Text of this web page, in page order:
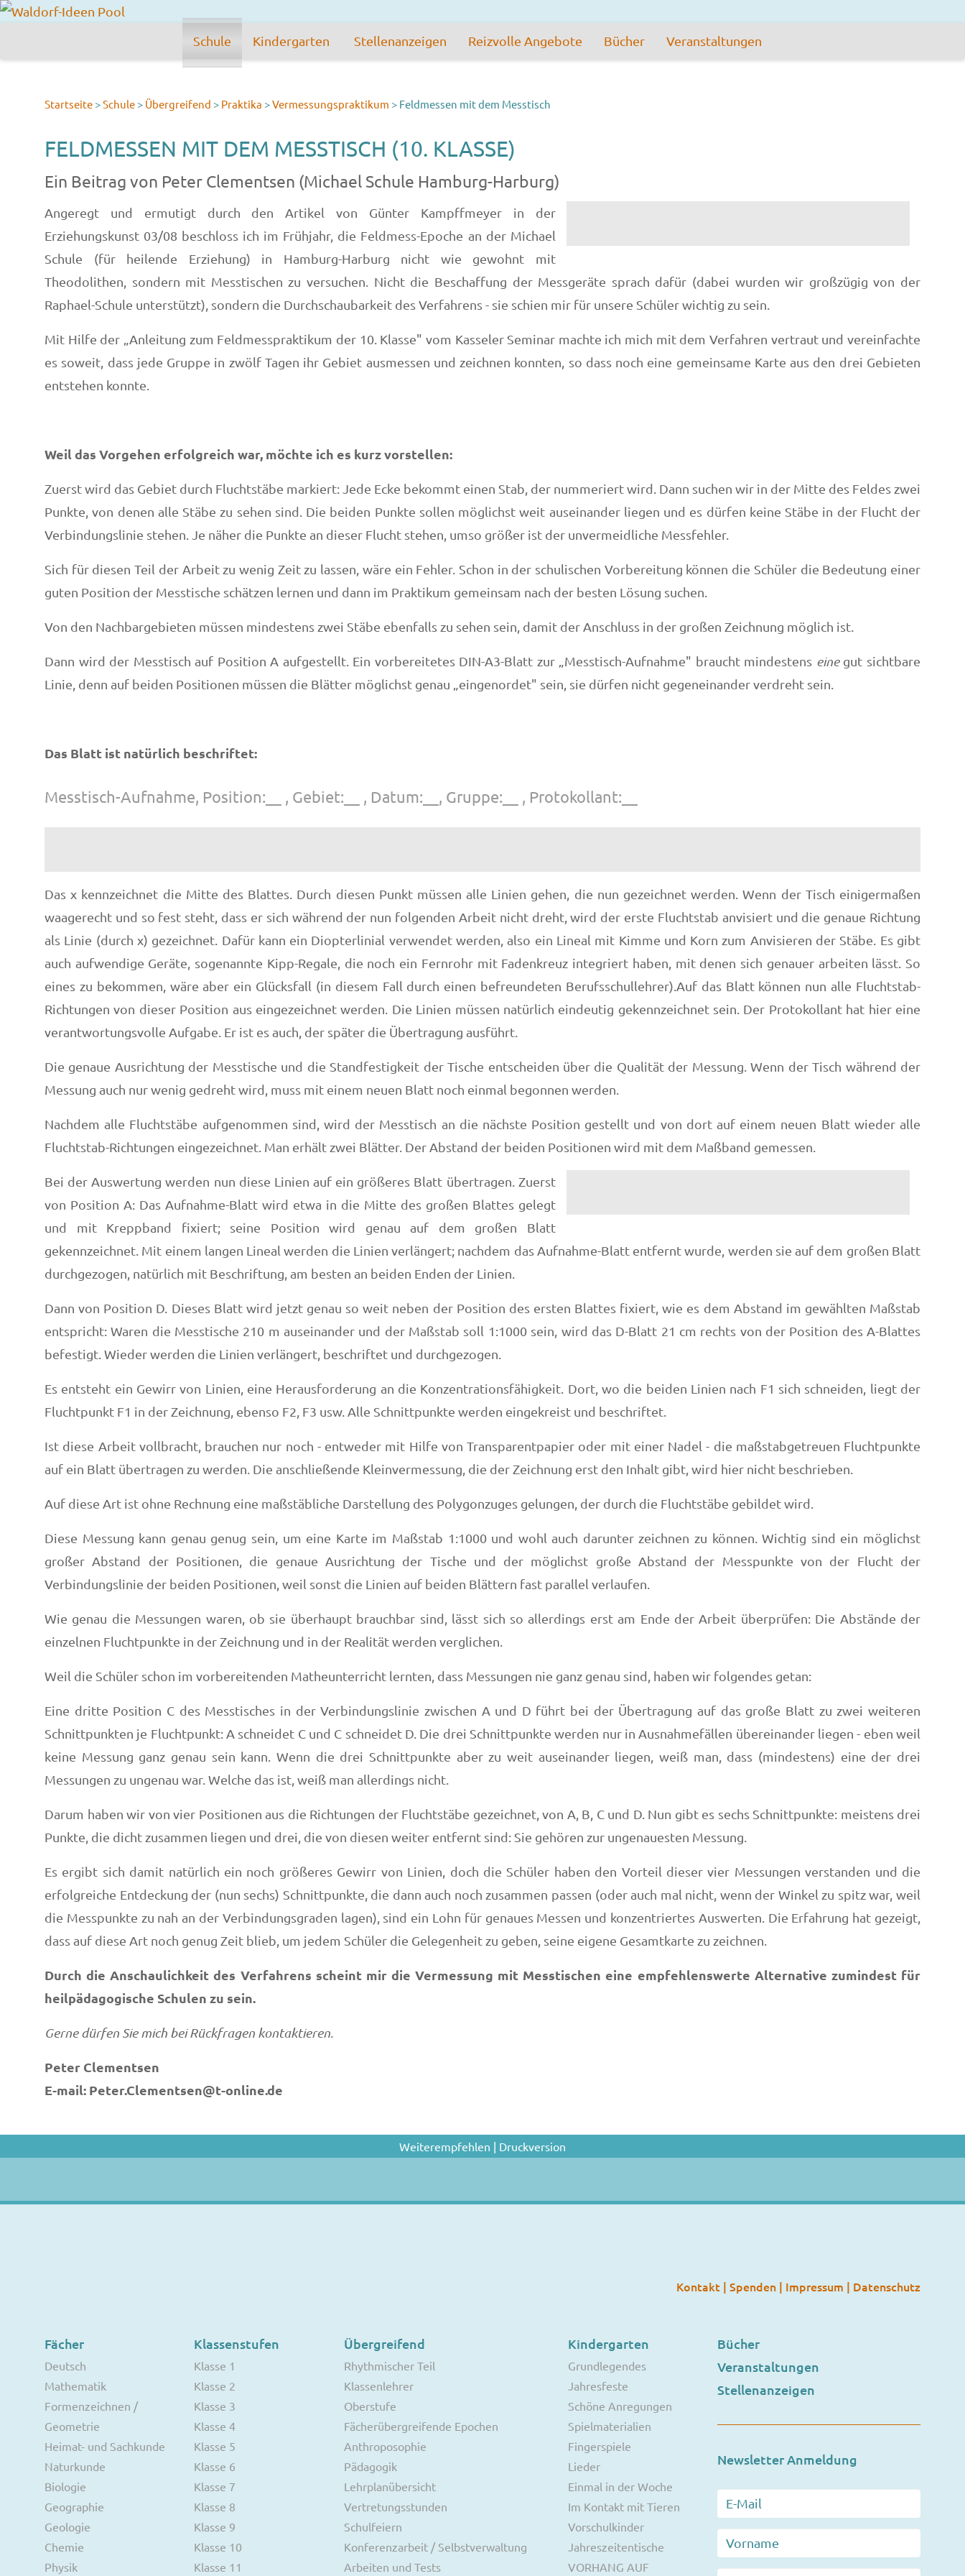
Schule Kindergarten Stellenanzeigen Reizvolle Angebote Bücher Veranstaltungen
Startseite >Schule > Übergreifend > Praktika >Vermessungspraktikum > Feldmessen mit dem Messtisch
FELDMESSEN MIT DEM MESSTISCH (10. KLASSE)
Ein Beitrag von Peter Clementsen (Michael Schule Hamburg-Harburg)
Angeregt und ermutigt durch den Artikel von Günter Kampffmeyer in der
Erziehungskunst 03/08 beschloss ich im Frühjahr, die Feldmess-Epoche an der Michael
Schule (für heilende Erziehung) in Hamburg-Harburg nicht wie gewohnt mit
Theodolithen, sondern mit Messtischen zu versuchen. Nicht die Beschaffung der Messgeräte sprach dafür (dabei wurden wir großzügig von der
Raphael-Schule unterstützt), sondern die Durchschaubarkeit des Verfahrens - sie schien mir für unsere Schüler wichtig zu sein.
Mit Hilfe der „Anleitung zum Feldmesspraktikum der 10. Klasse" vom Kasseler Seminar machte ich mich mit dem Verfahren vertraut und vereinfachte
es soweit, dass jede Gruppe in zwölf Tagen ihr Gebiet ausmessen und zeichnen konnten, so dass noch eine gemeinsame Karte aus den drei Gebieten
entstehen konnte.
Weil das Vorgehen erfolgreich war, möchte ich es kurz vorstellen:
Zuerst wird das Gebiet durch Fluchtstäbe markiert: Jede Ecke bekommt einen Stab, der nummeriert wird. Dann suchen wir in der Mitte des Feldes zwei
Punkte, von denen alle Stäbe zu sehen sind. Die beiden Punkte sollen möglichst weit auseinander liegen und es dürfen keine Stäbe in der Flucht der
Verbindungslinie stehen. Je näher die Punkte an dieser Flucht stehen, umso größer ist der unvermeidliche Messfehler.
Sich für diesen Teil der Arbeit zu wenig Zeit zu lassen, wäre ein Fehler. Schon in der schulischen Vorbereitung können die Schüler die Bedeutung einer
guten Position der Messtische schätzen lernen und dann im Praktikum gemeinsam nach der besten Lösung suchen.
Von den Nachbargebieten müssen mindestens zwei Stäbe ebenfalls zu sehen sein, damit der Anschluss in der großen Zeichnung möglich ist.
Dann wird der Messtisch auf Position A aufgestellt. Ein vorbereitetes DIN-A3-Blatt zur „Messtisch-Aufnahme" braucht mindestens einegut sichtbare
Linie, denn auf beiden Positionen müssen die Blätter möglichst genau „eingenordet" sein, sie dürfen nicht gegeneinander verdreht sein.
Das Blatt ist natürlich beschriftet:
Messtisch-Aufnahme, Position:__ , Gebiet:__ , Datum:__, Gruppe:__ , Protokollant:__
Das x kennzeichnet die Mitte des Blattes. Durch diesen Punkt müssen alle Linien gehen, die nun gezeichnet werden. Wenn der Tisch einigermaßen
waagerecht und so fest steht, dass er sich während der nun folgenden Arbeit nicht dreht, wird der erste Fluchtstab anvisiert und die genaue Richtung
als Linie (durch x) gezeichnet. Dafür kann ein Diopterlinial verwendet werden, also ein Lineal mit Kimme und Korn zum Anvisieren der Stäbe. Es gibt
auch aufwendige Geräte, sogenannte Kipp-Regale, die noch ein Fernrohr mit Fadenkreuz integriert haben, mit denen sich genauer arbeiten lässt. So
eines zu bekommen, wäre aber ein Glücksfall (in diesem Fall durch einen befreundeten Berufsschullehrer).Auf das Blatt können nun alle Fluchtstab-
Richtungen von dieser Position aus eingezeichnet werden. Die Linien müssen natürlich eindeutig gekennzeichnet sein. Der Protokollant hat hier eine
verantwortungsvolle Aufgabe. Er ist es auch, der später die Übertragung ausführt.
Die genaue Ausrichtung der Messtische und die Standfestigkeit der Tische entscheiden über die Qualität der Messung. Wenn der Tisch während der
Messung auch nur wenig gedreht wird, muss mit einem neuen Blatt noch einmal begonnen werden.
Nachdem alle Fluchtstäbe aufgenommen sind, wird der Messtisch an die nächste Position gestellt und von dort auf einem neuen Blatt wieder alle
Fluchtstab-Richtungen eingezeichnet. Man erhält zwei Blätter. Der Abstand der beiden Positionen wird mit dem Maßband gemessen.
Bei der Auswertung werden nun diese Linien auf ein größeres Blatt übertragen. Zuerst
von Position A: Das Aufnahme-Blatt wird etwa in die Mitte des großen Blattes gelegt
und mit Kreppband fixiert; seine Position wird genau auf dem großen Blatt
gekennzeichnet. Mit einem langen Lineal werden die Linien verlängert; nachdem das Aufnahme-Blatt entfernt wurde, werden sie auf dem großen Blatt
durchgezogen, natürlich mit Beschriftung, am besten an beiden Enden der Linien.
Dann von Position D. Dieses Blatt wird jetzt genau so weit neben der Position des ersten Blattes fixiert, wie es dem Abstand im gewählten Maßstab
entspricht: Waren die Messtische 210 m auseinander und der Maßstab soll 1:1000 sein, wird das D-Blatt 21 cm rechts von der Position des A-Blattes
befestigt. Wieder werden die Linien verlängert, beschriftet und durchgezogen.
Es entsteht ein Gewirr von Linien, eine Herausforderung an die Konzentrationsfähigkeit. Dort, wo die beiden Linien nach F1 sich schneiden, liegt der
Fluchtpunkt F1 in der Zeichnung, ebenso F2, F3 usw. Alle Schnittpunkte werden eingekreist und beschriftet.
Ist diese Arbeit vollbracht, brauchen nur noch - entweder mit Hilfe von Transparentpapier oder mit einer Nadel - die maßstabgetreuen Fluchtpunkte
auf ein Blatt übertragen zu werden. Die anschließende Kleinvermessung, die der Zeichnung erst den Inhalt gibt, wird hier nicht beschrieben.
Auf diese Art ist ohne Rechnung eine maßstäbliche Darstellung des Polygonzuges gelungen, der durch die Fluchtstäbe gebildet wird.
Diese Messung kann genau genug sein, um eine Karte im Maßstab 1:1000 und wohl auch darunter zeichnen zu können. Wichtig sind ein möglichst
großer Abstand der Positionen, die genaue Ausrichtung der Tische und der möglichst große Abstand der Messpunkte von der Flucht der
Verbindungslinie der beiden Positionen, weil sonst die Linien auf beiden Blättern fast parallel verlaufen.
Wie genau die Messungen waren, ob sie überhaupt brauchbar sind, lässt sich so allerdings erst am Ende der Arbeit überprüfen: Die Abstände der
einzelnen Fluchtpunkte in der Zeichnung und in der Realität werden verglichen.
Weil die Schüler schon im vorbereitenden Matheunterricht lernten, dass Messungen nie ganz genau sind, haben wir folgendes getan:
Eine dritte Position C des Messtisches in der Verbindungslinie zwischen A und D führt bei der Übertragung auf das große Blatt zu zwei weiteren
Schnittpunkten je Fluchtpunkt: A schneidet C und C schneidet D. Die drei Schnittpunkte werden nur in Ausnahmefällen übereinander liegen - eben weil
keine Messung ganz genau sein kann. Wenn die drei Schnittpunkte aber zu weit auseinander liegen, weiß man, dass (mindestens) eine der drei
Messungen zu ungenau war. Welche das ist, weiß man allerdings nicht.
Darum haben wir von vier Positionen aus die Richtungen der Fluchtstäbe gezeichnet, von A, B, C und D. Nun gibt es sechs Schnittpunkte: meistens drei
Punkte, die dicht zusammen liegen und drei, die von diesen weiter entfernt sind: Sie gehören zur ungenauesten Messung.
Es ergibt sich damit natürlich ein noch größeres Gewirr von Linien, doch die Schüler haben den Vorteil dieser vier Messungen verstanden und die
erfolgreiche Entdeckung der (nun sechs) Schnittpunkte, die dann auch noch zusammen passen (oder auch mal nicht, wenn der Winkel zu spitz war, weil
die Messpunkte zu nah an der Verbindungsgraden lagen), sind ein Lohn für genaues Messen und konzentriertes Auswerten. Die Erfahrung hat gezeigt,
dass auf diese Art noch genug Zeit blieb, um jedem Schüler die Gelegenheit zu geben, seine eigene Gesamtkarte zu zeichnen.
Durch die Anschaulichkeit des Verfahrens scheint mir die Vermessung mit Messtischen eine empfehlenswerte Alternative zumindest für
heilpädagogische Schulen zu sein.
Gerne dürfen Sie mich bei Rückfragen kontaktieren.
Peter Clementsen
E-mail: Peter.Clementsen@t-online.de
Weiterempfehlen | Druckversion
Kontakt | Spenden | Impressum | Datenschutz
Fächer
Deutsch
Mathematik
Formenzeichnen /
Geometrie
Heimat- und Sachkunde
Naturkunde
Biologie
Geographie
Geologie
Chemie
Physik
Klassenstufen
Klasse 1
Klasse 2
Klasse 3
Klasse 4
Klasse 5
Klasse 6
Klasse 7
Klasse 8
Klasse 9
Klasse 10
Klasse 11
Übergreifend
Rhythmischer Teil
Klassenlehrer
Oberstufe
Fächerübergreifende Epochen
Anthroposophie
Pädagogik
Lehrplanübersicht
Vertretungsstunden
Schulfeiern
Konferenzarbeit / Selbstverwaltung
Arbeiten und Tests
Kindergarten
Grundlegendes
Jahresfeste
Schöne Anregungen
Spielmaterialien
Fingerspiele
Lieder
Einmal in der Woche
Im Kontakt mit Tieren
Vorschulkinder
Jahreszeitentische
VORHANG AUF
Bücher
Veranstaltungen
Stellenanzeigen
Newsletter Anmeldung